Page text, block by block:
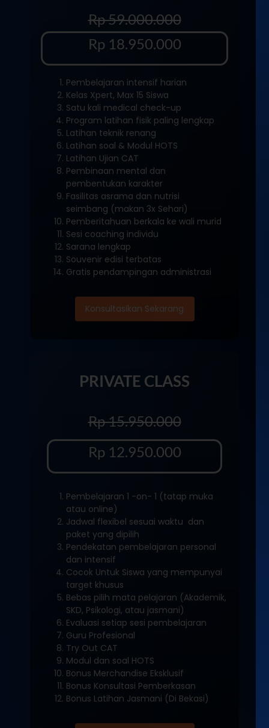
Rp 59.000.000
Rp 18.950.000
Pembelajaran intensif harian
Kelas Xpert, Max 15 Siswa
Satu kali medical check-up
Program latihan fisik paling lengkap
Latihan teknik renang
Latihan soal & Modul HOTS
Latihan Ujian CAT
Pembinaan mental dan
pembentukan karakter
Fasilitas asrama dan nutrisi
seimbang (makan 3x Sehari)
Pemberitahuan berkala ke wali murid
Sesi coaching individu
Sarana lengkap
Souvenir edisi terbatas
Gratis pendampingan administrasi
Konsultasikan Sekarang
PRIVATE CLASS
Rp 15.950.000
Rp 12.950.000
Pembelajaran 1 -on- 1 (tatap muka
atau online)
Jadwal flexibel sesuai waktu dan
paket yang dipilih
Pendekatan pembelajaran personal
dan intensif
Cocok Untuk Siswa yang mempunyai
target khusus
Bebas pilih mata pelajaran (Akademik,
SKD, Psikologi, atau jasmani)
Evaluasi setiap sesi pembelajaran
Guru Profesional
Try Out CAT
Modul dan soal HOTS
Bonus Merchandise Eksklusif
Bonus Konsultasi Pemberkasan
Bonus Latihan Jasmani (Di Bekasi)